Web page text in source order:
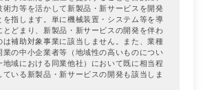
術力等を活かして新製品・新サービスを開発
を指します。単に機械装置・システム等を導
とどまり、新製品・新サービスの開発を伴わ
は補助対象事業に該当しません。また、業種
業の中小企業者等（地域性の高いものについ
地域における同業他社）において既に相当程
ている新製品・新サービスの開発も該当しま